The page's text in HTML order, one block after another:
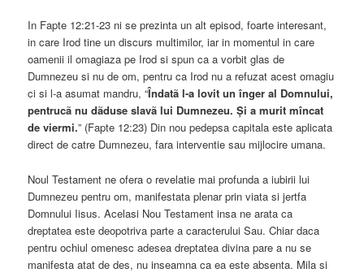
In Fapte 12:21-23 ni se prezinta un alt episod, foarte interesant,
in care Irod tine un discurs multimilor, iar in momentul in care
oamenii il omagiaza pe Irod si spun ca a vorbit glas de
Dumnezeu si nu de om, pentru ca Irod nu a refuzat acest omagiu
ci si l-a asumat mandru, “Îndatã l-a lovit un înger al Domnului,
pentrucã nu dãduse slavã lui Dumnezeu. Și a murit mîncat
de viermi.” (Fapte 12:23) Din nou pedepsa capitala este aplicata
direct de catre Dumnezeu, fara interventie sau mijlocire umana.
Noul Testament ne ofera o revelatie mai profunda a iubirii lui
Dumnezeu pentru om, manifestata plenar prin viata si jertfa
Domnului Iisus. Acelasi Nou Testament insa ne arata ca
dreptatea este deopotriva parte a caracterului Sau. Chiar daca
pentru ochiul omenesc adesea dreptatea divina pare a nu se
manifesta atat de des, nu inseamna ca ea este absenta. Mila si